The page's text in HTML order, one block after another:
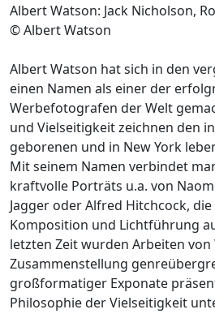
Albert Watson: Jack Nicholson,
© Albert Watson
Albert Watson hat sich in den
einen Namen als einer der
Werbefotografen der Welt
und Vielseitigkeit zeichnen den
geborenen und in New York
Mit seinem Namen verbindet
kraftvolle Porträts u.a. von
Jagger oder Alfred Hitchcock,
Komposition und Lichtführung
letzten Zeit wurden Arbeiten
Zusammenstellung
großformatiger Exponate
Philosophie der Vielseitigkeit